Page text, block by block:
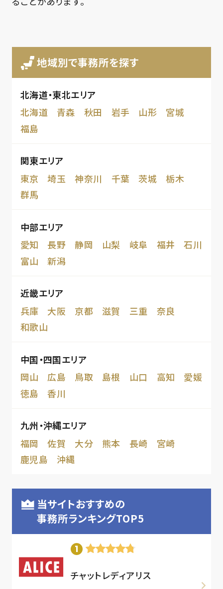
地域別で事務所を探す
北海道・東北エリア
北海道
青森 秋田 岩手 山形
宮城
福島
関東エリア
東京
埼玉 神奈川 千葉 茨城
栃木
群馬
中部エリア
愛知
長野 静岡 山梨 岐阜 福井
石川
富山
新潟
近畿エリア
兵庫
大阪 京都 滋賀 三重
奈良
和歌山
中国・四国エリア
岡山
広島 鳥取 島根 山口 高知
愛媛
徳島
香川
九州・沖縄エリア
福岡
佐賀 大分 熊本 長崎
宮崎
鹿児島
沖縄
当サイトおすすめの
事務所ランキングTOP5
チャットレディアリス